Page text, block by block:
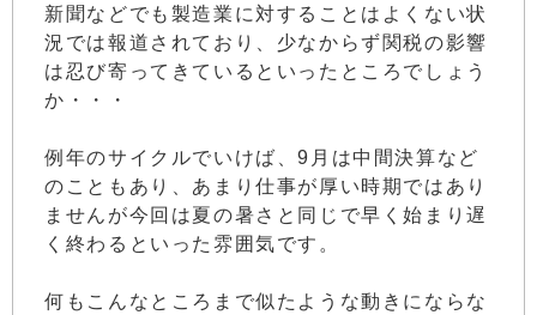
新聞などでも製造業に対することはよくない状
況では報道されており、少なからず関税の影響
は忍び寄ってきているといったところでしょう
か・・・
例年のサイクルでいけば、9月は中間決算など
のこともあり、あまり仕事が厚い時期ではあり
ませんが今回は夏の暑さと同じで早く始まり遅
く終わるといった雰囲気です。
何もこんなところまで似たような動きにならな